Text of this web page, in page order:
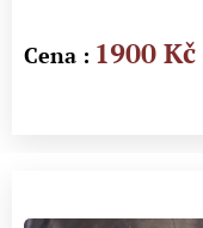
Cena : 1900 Kč